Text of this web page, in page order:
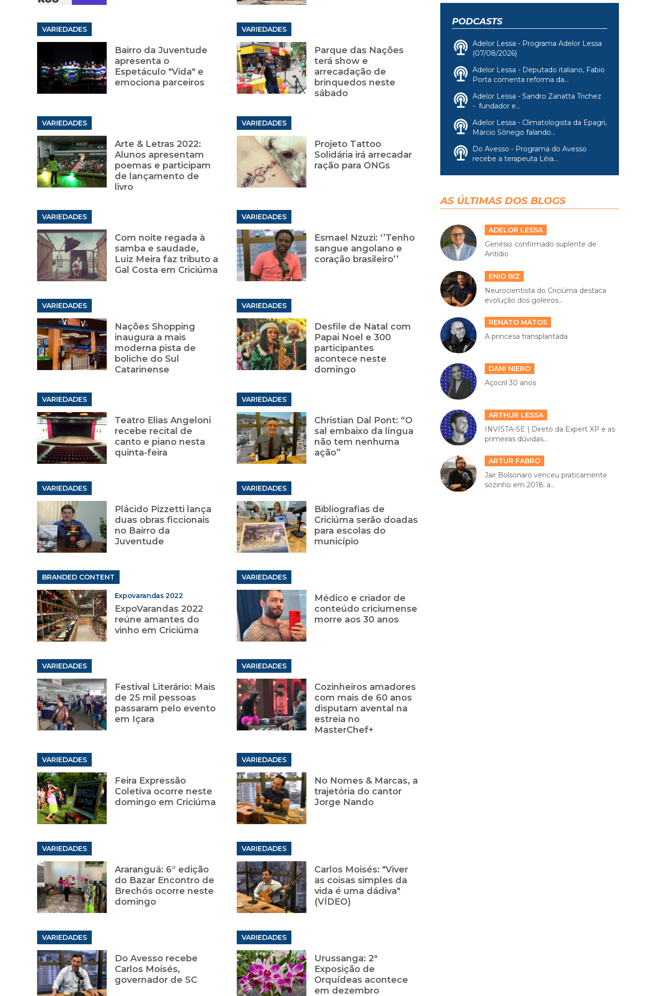
VARIEDADES
Bairro da Juventude
apresenta o
Espetáculo "Vida" e
emociona parceiros
VARIEDADES
Parque das Nações
terá show e
arrecadação de
brinquedos neste
sábado
VARIEDADES
Arte & Letras 2022:
Alunos apresentam
poemas e participam
de lançamento de
livro
VARIEDADES
Projeto Tattoo
Solidária irá arrecadar
ração para ONGs
VARIEDADES
Com noite regada à
samba e saudade,
Luiz Meira faz tributo a
Gal Costa em Criciúma
VARIEDADES
Esmael Nzuzi: ‘’Tenho
sangue angolano e
coração brasileiro’’
VARIEDADES
Nações Shopping
inaugura a mais
moderna pista de
boliche do Sul
Catarinense
VARIEDADES
Desfile de Natal com
Papai Noel e 300
participantes
acontece neste
domingo
VARIEDADES
Teatro Elias Angeloni
recebe recital de
canto e piano nesta
quinta-feira
VARIEDADES
Christian Dal Pont: “O
sal embaixo da língua
não tem nenhuma
ação”
VARIEDADES
Plácido Pizzetti lança
duas obras ficcionais
no Bairro da
Juventude
VARIEDADES
Bibliografias de
Criciúma serão doadas
para escolas do
município
BRANDED CONTENT
Expovarandas 2022
ExpoVarandas 2022
reúne amantes do
vinho em Criciúma
VARIEDADES
Médico e criador de
conteúdo criciumense
morre aos 30 anos
VARIEDADES
Festival Literário: Mais
de 25 mil pessoas
passaram pelo evento
em Içara
VARIEDADES
Cozinheiros amadores
com mais de 60 anos
disputam avental na
estreia no
MasterChef+
VARIEDADES
Feira Expressão
Coletiva ocorre neste
domingo em Criciúma
VARIEDADES
No Nomes & Marcas, a
trajetória do cantor
Jorge Nando
VARIEDADES
Araranguá: 6° edição
do Bazar Encontro de
Brechós ocorre neste
domingo
VARIEDADES
Carlos Moisés: "Viver
as coisas simples da
vida é uma dádiva"
(VÍDEO)
VARIEDADES
Do Avesso recebe
Carlos Moisés,
governador de SC
VARIEDADES
Urussanga: 2ª
Exposição de
Orquídeas acontece
em dezembro
PODCASTS
Adelor Lessa - Programa Adelor Lessa
(07/08/2026)
Adelor Lessa - Deputado italiano, Fabio
Porta comenta reforma da...
Adelor Lessa - Sandro Zanatta Trichez
- fundador e...
Adelor Lessa - Climatologista da Epagri,
Márcio Sônego falando...
Do Avesso - Programa do Avesso
recebe a terapeuta Léia...
AS ÚLTIMAS DOS BLOGS
ADELOR LESSA
Genésio confirmado suplente de
Antídio
ENIO BIZ
Neurocientista do Criciúma destaca
evolução dos goleiros...
RENATO MATOS
A princesa transplantada
DANI NIERO
Açocril 30 anos
ARTHUR LESSA
INVISTA-SE | Direto da Expert XP e as
primeiras dúvidas...
ARTUR FABRO
Jair Bolsonaro venceu praticamente
sozinho em 2018; a...